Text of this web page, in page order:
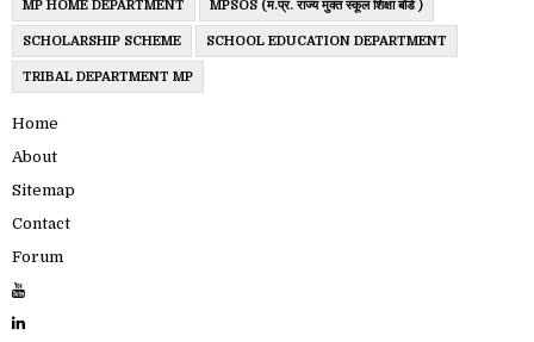
MP HOME DEPARTMENT MPSOS (म.प्र. राज्य मुक्त स्कूल शिक्षा बोर्ड )
SCHOLARSHIP SCHEME SCHOOL EDUCATION DEPARTMENT
TRIBAL DEPARTMENT MP
Home
About
Sitemap
Contact
Forum